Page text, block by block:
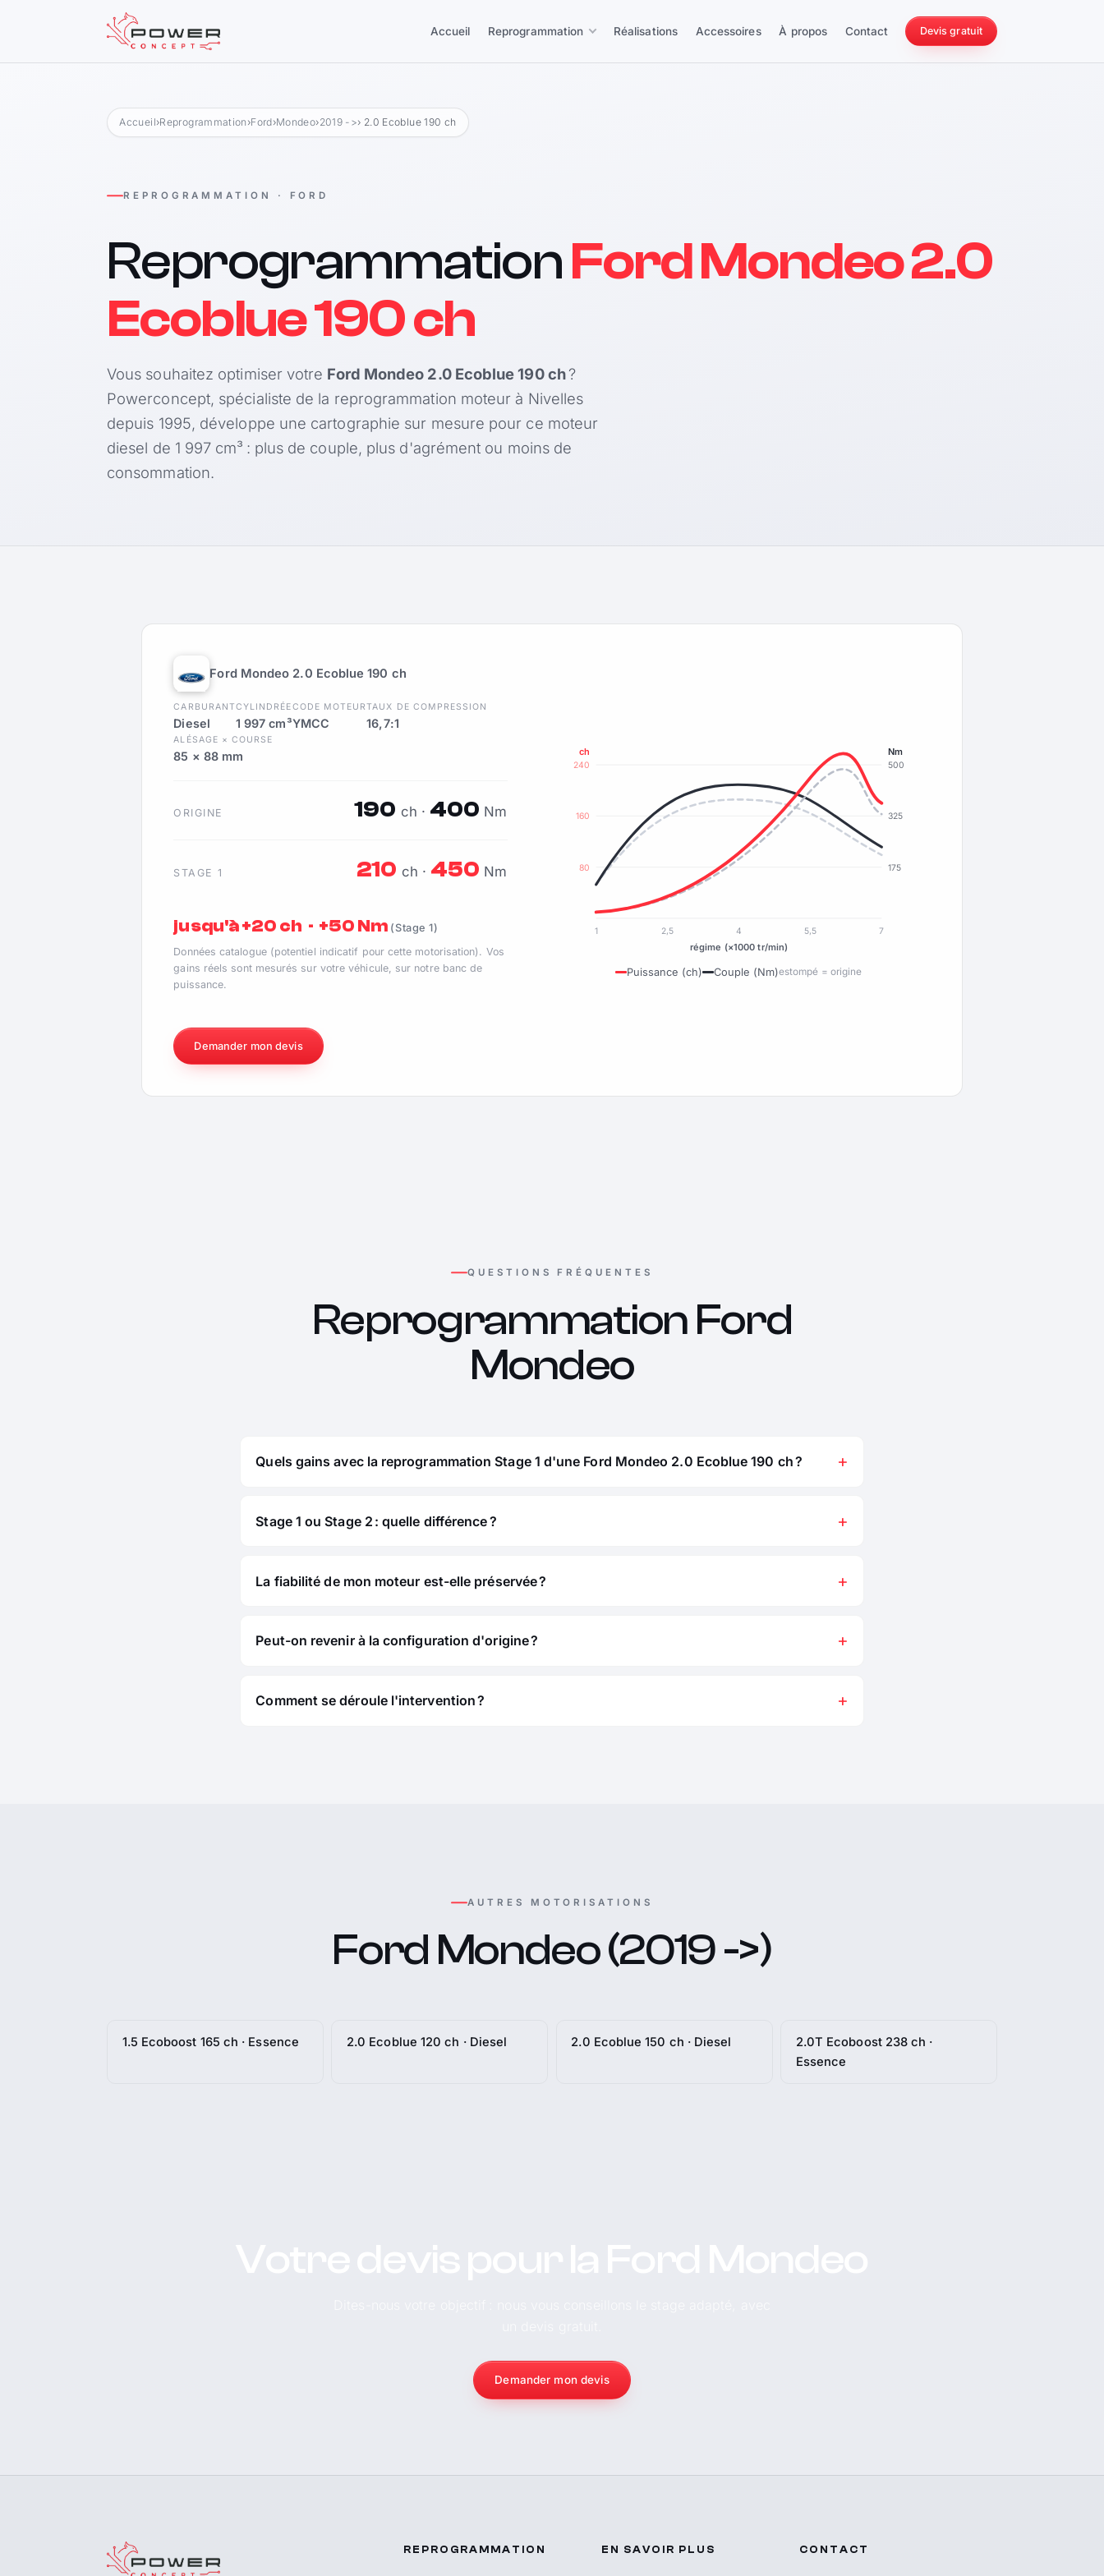
Accueil Reprogrammation Réalisations Accessoires À propos Contact Devis gratuit
228 Nm
Accueil›Reprogrammation ›Ford›Mondeo›2019 ->› 2.0 Ecoblue 190 ch
REPROGRAMMATION · FORD
ReprogrammationFord Mondeo 2.0
Ecoblue 190 ch
Vous souhaitez optimiser votre Ford Mondeo 2.0 Ecoblue 190 ch?
Powerconcept, spécialiste de la reprogrammation moteur à Nivelles
depuis 1995, développe une cartographie sur mesure pour ce moteur
diesel de 1 997 cm³ : plus de couple, plus d'agrément ou moins de
consommation.
Ford Mondeo 2.0 Ecoblue 190 ch
CARBURANT
Diesel
CYLINDRÉE
1 997 cm³
CODE MOTEUR
YMCC
TAUX DE COMPRESSION
16,7:1
ALÉSAGE × COURSE
85 × 88 mm
ORIGINE 190 ch · 400 Nm
STAGE 1 210 ch · 450 Nm
jusqu'à +20 ch · +50 Nm (Stage 1)
Données catalogue (potentiel indicatif pour cette motorisation). Vos
gains réels sont mesurés sur votre véhicule, sur notre banc de
puissance.
80
160
240
175
325
500
ch Nm
1 2,5 4 5,5 7
régime (×1000 tr/min)
Puissance (ch) Couple (Nm)estompé = origine
Demander mon devis
QUESTIONS FRÉQUENTES
Reprogrammation Ford
Mondeo
Quels gains avec la reprogrammation Stage 1 d'une Ford Mondeo 2.0 Ecoblue 190 ch ?
Stage 1 ou Stage 2 : quelle différence ?
La fiabilité de mon moteur est-elle préservée ?
Peut-on revenir à la configuration d'origine ?
Comment se déroule l'intervention ?
AUTRES MOTORISATIONS
Ford Mondeo (2019 ->)
1.5 Ecoboost 165 ch · Essence 2.0 Ecoblue 120 ch · Diesel 2.0 Ecoblue 150 ch · Diesel
2.0T Ecoboost 238 ch ·
Essence
Demander mon devis
REPROGRAMMATION EN SAVOIR PLUS CONTACT